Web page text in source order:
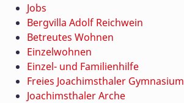
Jobs
Bergvilla Adolf Reichwein
Betreutes Wohnen
Einzelwohnen
Einzel- und Familienhilfe
Freies Joachimsthaler Gymnasium
Joachimsthaler Arche